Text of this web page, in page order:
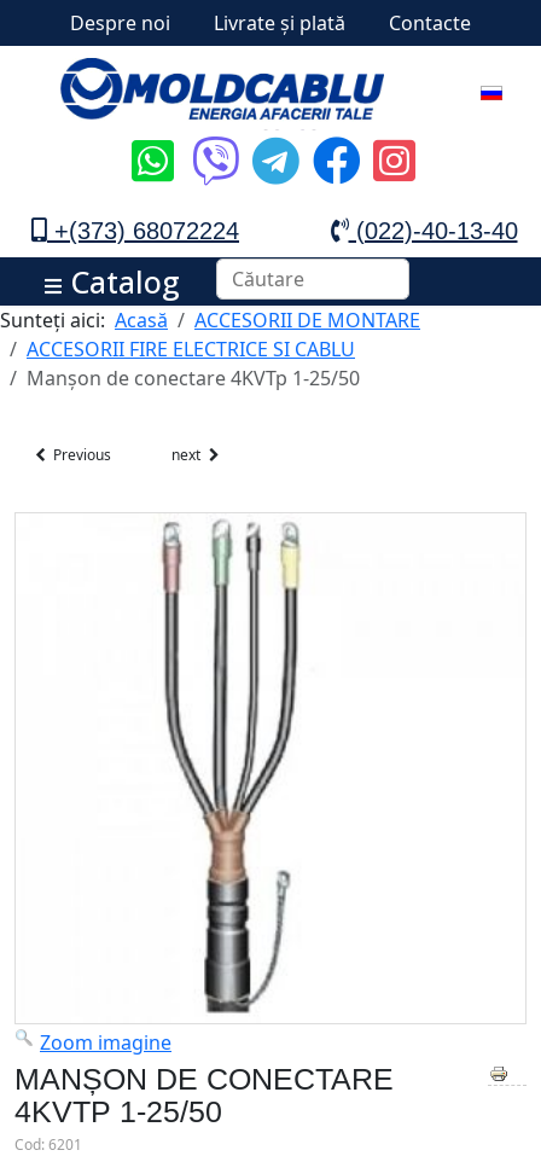
Despre noi Livrate și plată Contacte
+(373) 68072224 (022)-40-13-40
Catalog
Sunteți aici: Acasă
ACCESORII DE MONTARE
ACCESORII FIRE ELECTRICE SI CABLU
Manșon de conectare 4KVTp 1-25/50
Previous next
Zoom imagine
MANȘON DE CONECTARE
4KVTP 1-25/50
Cod:6201